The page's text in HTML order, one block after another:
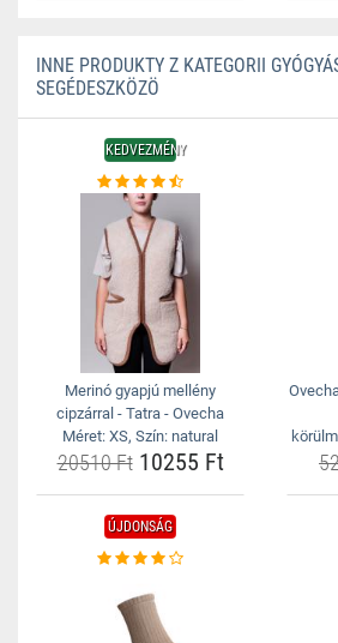
INNE PRODUKTY Z KATEGORII
SEGÉDESZKÖZÖ
KEDVEZMÉNY
Merinó gyapjú mellény
cipzárral - Tatra - Ovecha
Méret: XS, Szín: natural
20510 Ft10255 Ft
ÚJDONSÁG